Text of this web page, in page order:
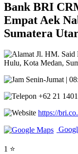
Bank BRI
Empat Aek
Sumatera
Jl. HM. Said
Hulu, Kota Medan,
Senin-Jumat |
+62 21
https://
1 ⭐